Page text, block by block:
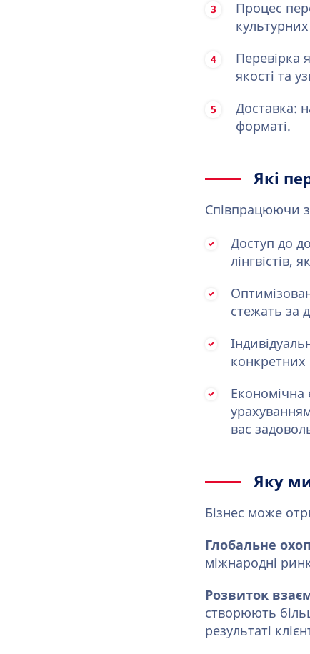
Процес
Перевірка
якості та
Доставка:
форматі.
Які
Співпрацюючи
Доступ до
лінгвістів,
стежать за
конкретних
Економічна
вас
Яку
Бізнес може
Глобальне
міжнародні
Розвиток
створюють
результаті